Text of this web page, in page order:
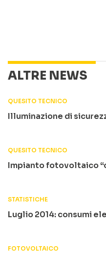
ALTRE NEWS
QUESITO TECNICO
Illuminazione di
QUESITO TECNICO
Impianto fotovoltaico
STATISTICHE
Luglio 2014: consumi
FOTOVOLTAICO